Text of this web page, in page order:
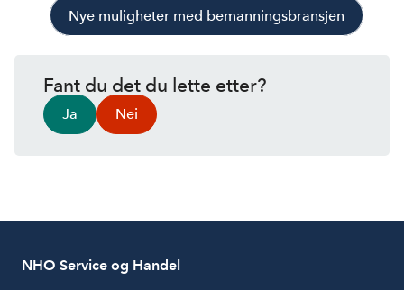
Nye muligheter med bemanningsbransjen
Fant du det du lette etter?
Ja Nei
NHO Service og Handel